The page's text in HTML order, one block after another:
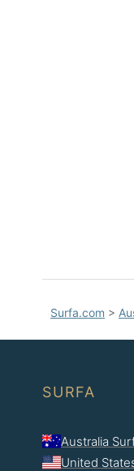
Surfa.com >
SURFA
Australia
United